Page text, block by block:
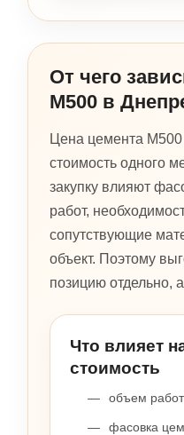
От чего
М500 в
Цена цемента
стоимость одного
закупку влияют
работ,
сопутствующие
объект. Поэтому
позицию отдельно,
Что влияет
стоимость
объем
фасовка